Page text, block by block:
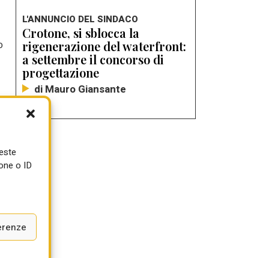
o ID
L'ANNUNCIO DEL SINDACO
Crotone, si sblocca la
rigenerazione del waterfront:
a settembre il concorso di
progettazione
di Mauro Giansante